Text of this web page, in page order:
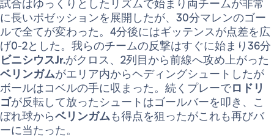
試合はゆっくりとしたリズムで始まり両チームが非常
に長いポゼッションを展開したが、30分マレンのゴー
ルで全てが変わった。4分後にはギッテンスが点差を広
げ0-2とした。我らのチームの反撃はすぐに始まり36分
ビニシウスJr.がクロス、2列目から前線へ攻め上がった
ベリンガムがエリア内からヘディングシュートしたが
ボールはコベルの手に収まった。続くプレーでロドリ
ゴが反転して放ったシュートはゴールバーを叩き、こ
ぼれ球からベリンガムも得点を狙ったがこれも再びバ
ーに当たった。